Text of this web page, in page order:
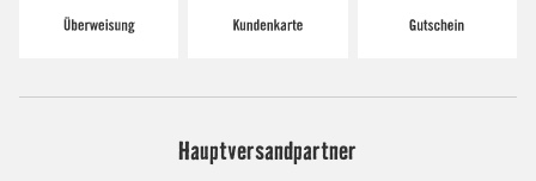
Hauptversandpartner